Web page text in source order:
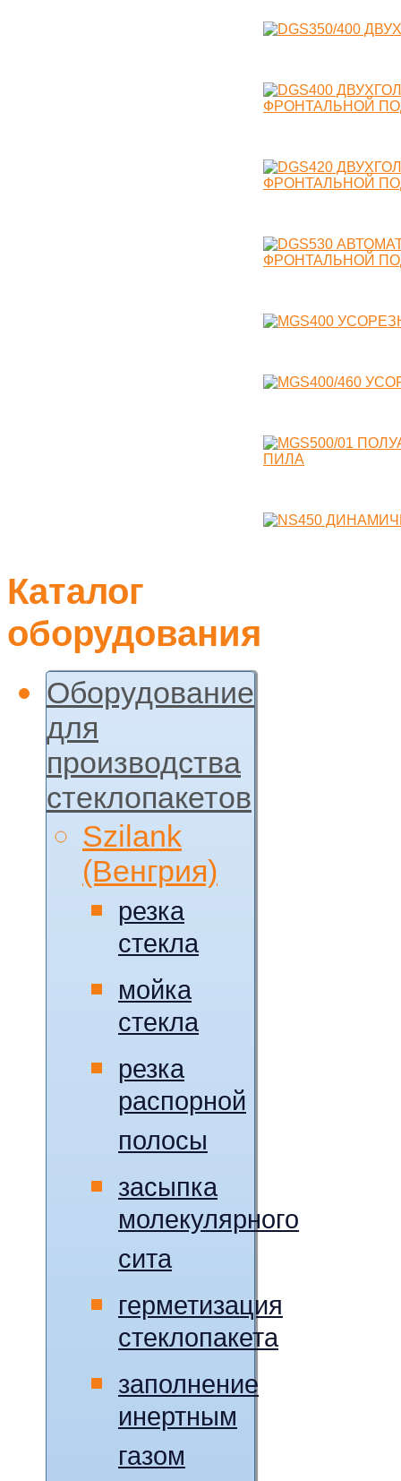
Каталог
оборудования
Оборудование
для
производства
стеклопакетов
Szilank
(Венгрия)
резка
стекла
мойка
стекла
резка
распорной
полосы
засыпка
молекулярного
сита
герметизация
стеклопакета
заполнение
инертным
газом